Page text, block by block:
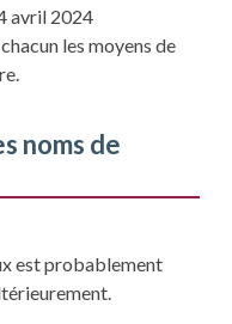
avril 2024
les moyens de
noms de
est probablement